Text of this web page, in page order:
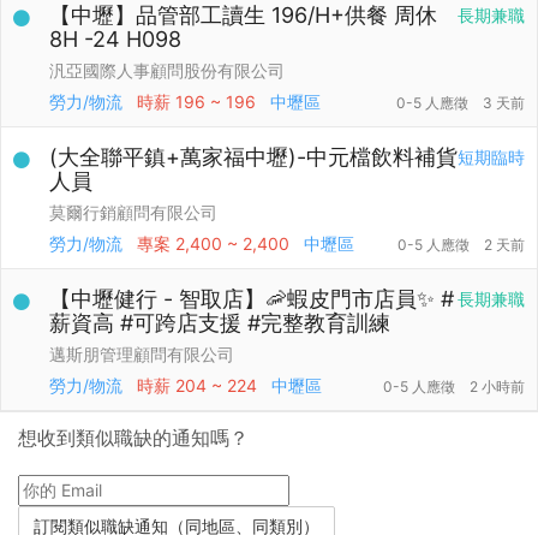
長期兼職
【中壢】品管部工讀生 196/H+供餐 周休
8H -24 H098
汎亞國際人事顧問股份有限公司
勞力/物流
時薪 196 ~ 196 中壢區 0-5 人應徵 3 天前
短期臨時
(大全聯平鎮+萬家福中壢)-中元檔飲料補貨
人員
莫爾行銷顧問有限公司
勞力/物流
專案 2,400 ~ 2,400 中壢區 0-5 人應徵 2 天前
長期兼職
【中壢健行 - 智取店】🦐蝦皮門市店員✨ #
薪資高 #可跨店支援 #完整教育訓練
邁斯朋管理顧問有限公司
勞力/物流
時薪 204 ~ 224 中壢區 0-5 人應徵 2 小時前
想收到類似職缺的通知嗎？